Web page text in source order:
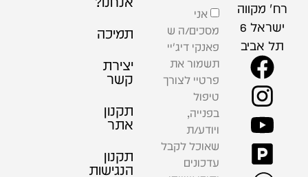
רח' מקווה
ישראל 6
תל אביב
אני
מסכים/ה ש
פאנקי דיג'יי
תשמור את
פרטיי לצורך
טיפול
בפנייה,
ויודע/ת
שאוכל לקבל
עדכונים
תמיכה
יצירת
קשר
תקנון
אתר
תקנון
הנגישות